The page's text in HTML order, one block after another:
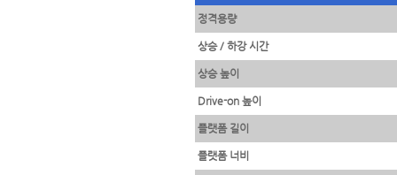
정격용량
상승 / 하강 시간
상승 높이
Drive-on 높이
플랫폼 길이
플랫폼 너비